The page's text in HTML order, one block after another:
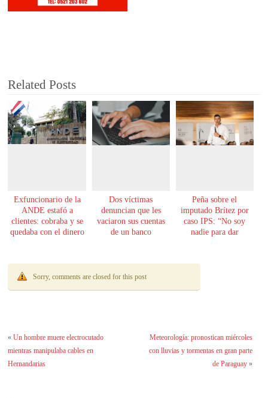
Related Posts
Exfuncionario de la
ANDE estafó a
clientes: cobraba y se
quedaba con el dinero
Dos víctimas
denuncian que les
vaciaron sus cuentas
de un banco
Peña sobre el
imputado Brítez por
caso IPS: “No soy
nadie para dar
Sorry, comments are closed for this post
«Un hombre muere electrocutado
mientras manipulaba cables en
Hernandarias
Meteorología: pronostican miércoles
con lluvias y tormentas en gran parte
de Paraguay»